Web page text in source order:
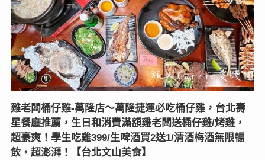
雞老闆桶仔雞-萬隆店〜萬隆捷運必吃桶仔雞，台北壽
星餐廳推薦，生日和消費滿額雞老闆送桶仔雞/烤雞，
超豪爽！學生吃雞399/生啤酒買2送1/清酒梅酒無限暢
飲，超澎湃！【台北文山美食】